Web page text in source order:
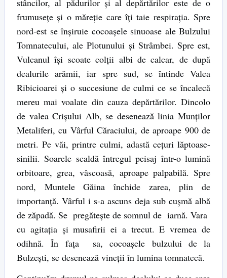
stâncilor, al pădurilor şi al depărtărilor este de o
frumuseţe şi o măreţie care îţi taie respiraţia. Spre
nord-est se înşiruie cocoaşele sinuoase ale Bulzului
Tomnatecului, ale Plotunului şi Strâmbei. Spre est,
Vulcanul îşi scoate colţii albi de calcar, de după
dealurile arămii, iar spre sud, se întinde Valea
Ribicioarei şi o succesiune de culmi ce se încalecă
mereu mai voalate din cauza depărtărilor. Dincolo
de valea Crişului Alb, se desenează linia Munţilor
Metaliferi, cu Vârful Căraciului, de aproape 900 de
metri. Pe văi, printre culmi, adastă ceţuri lăptoase-
sinilii. Soarele scaldă întregul peisaj într-o lumină
orbitoare, grea, vâscoasă, aproape palpabilă. Spre
nord, Muntele Găina închide zarea, plin de
importanţă. Vârful i s-a ascuns deja sub cuşmă albă
de zăpadă. Se pregăteşte de somnul de iarnă. Vara
cu agitaţia şi musafirii ei a trecut. E vremea de
odihnă. În faţa sa, cocoaşele bulzului de la
Bulzeşti, se desenează vineţii în lumina tomnatecă.